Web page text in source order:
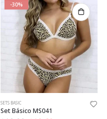
-30%
SETS BASIC
Set Básico MS041